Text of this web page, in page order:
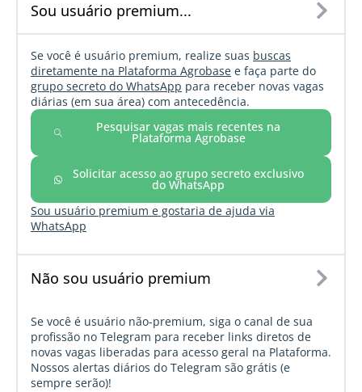
Sou usuário premium...
Se você é usuário premium, realize suas buscas
diretamente na Plataforma Agrobase e faça parte do
grupo secreto do WhatsApp para receber novas vagas
diárias (em sua área) com antecedência.
Pesquisar vagas mais recentes na
Plataforma Agrobase
Solicitar acesso ao grupo secreto exclusivo
do WhatsApp
Sou usuário premium e gostaria de ajuda via
WhatsApp
Não sou usuário premium
Se você é usuário não-premium, siga o canal de sua
profissão no Telegram para receber links diretos de
novas vagas liberadas para acesso geral na Plataforma.
Nossos alertas diários do Telegram são grátis (e
sempre serão)!